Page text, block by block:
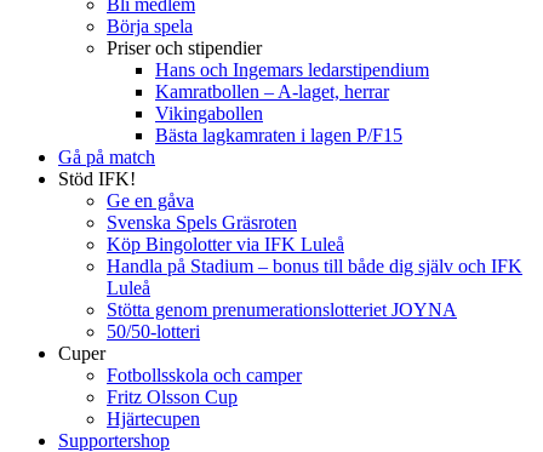
Bli medlem
Börja spela
Priser och stipendier
Hans och Ingemars ledarstipendium
Kamratbollen – A-laget, herrar
Vikingabollen
Bästa lagkamraten i lagen P/F15
Gå på match
Stöd IFK!
Ge en gåva
Svenska Spels Gräsroten
Köp Bingolotter via IFK Luleå
Handla på Stadium – bonus till både dig själv och IFK
Luleå
Stötta genom prenumerationslotteriet JOYNA
50/50-lotteri
Cuper
Fotbollsskola och camper
Fritz Olsson Cup
Hjärtecupen
Supportershop